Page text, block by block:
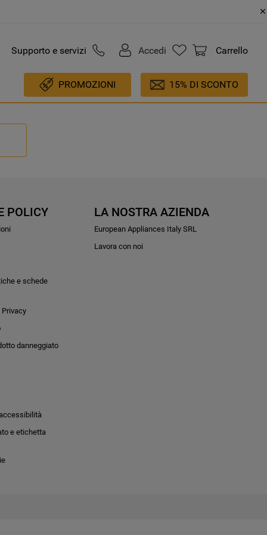
Supporto e servizi Accedi Carrello
PROMOZIONI 15% DI SCONTO
POLICY
e schede
danneggiato
e etichetta
LA NOSTRA AZIENDA
European Appliances Italy SRL
Lavora con noi